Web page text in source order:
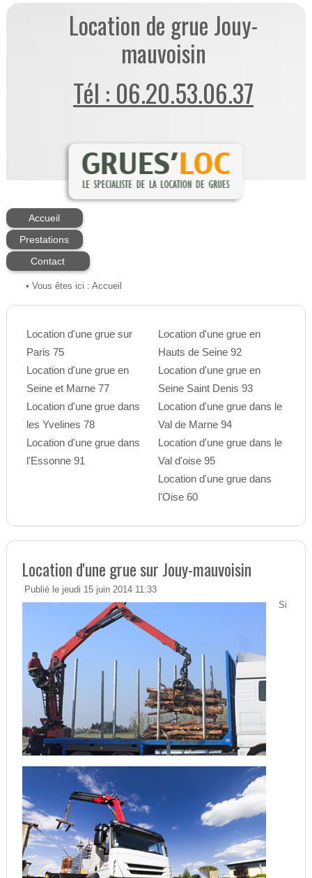
Location de grue Jouy-
mauvoisin
Tél : 06.20.53.06.37
Accueil
Prestations
Contact
• Vous êtes ici : Accueil
Location d'une grue sur
Paris 75
Location d'une grue en
Seine et Marne 77
Location d'une grue dans
les Yvelines 78
Location d'une grue dans
l'Essonne 91
Location d'une grue en
Hauts de Seine 92
Location d'une grue en
Seine Saint Denis 93
Location d'une grue dans le
Val de Marne 94
Location d'une grue dans le
Val d'oise 95
Location d'une grue dans
l'Oise 60
Location d'une grue sur Jouy-mauvoisin
Publié le jeudi 15 juin 2014 11:33
Si